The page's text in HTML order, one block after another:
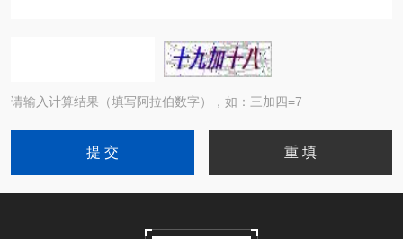
请输入计算结果（填写阿拉伯数字），如：三加四=7